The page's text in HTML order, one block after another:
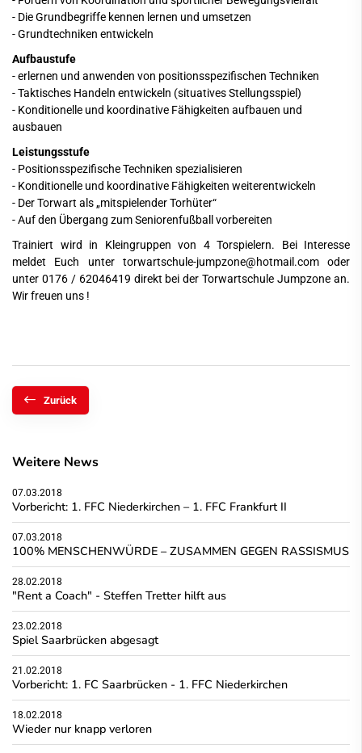
- Die Grundbegriffe kennen lernen und umsetzen
- Grundtechniken entwickeln
Aufbaustufe
- erlernen und anwenden von positionsspezifischen Techniken
- Taktisches Handeln entwickeln (situatives Stellungsspiel)
- Konditionelle und koordinative Fähigkeiten aufbauen und
ausbauen
Leistungsstufe
- Positionsspezifische Techniken spezialisieren
- Konditionelle und koordinative Fähigkeiten weiterentwickeln
- Der Torwart als „mitspielender Torhüter“
- Auf den Übergang zum Seniorenfußball vorbereiten
Trainiert wird in Kleingruppen von 4 Torspielern. Bei Interesse
meldet Euch unter torwartschule-jumpzone@hotmail.com oder
unter 0176 / 62046419 direkt bei der Torwartschule Jumpzone an.
Wir freuen uns !
Zurück
Weitere News
07.03.2018
Vorbericht: 1. FFC Niederkirchen – 1. FFC Frankfurt II
07.03.2018
100% MENSCHENWÜRDE – ZUSAMMEN GEGEN RASSISMUS
28.02.2018
"Rent a Coach" - Steffen Tretter hilft aus
23.02.2018
Spiel Saarbrücken abgesagt
21.02.2018
Vorbericht: 1. FC Saarbrücken - 1. FFC Niederkirchen
18.02.2018
Wieder nur knapp verloren